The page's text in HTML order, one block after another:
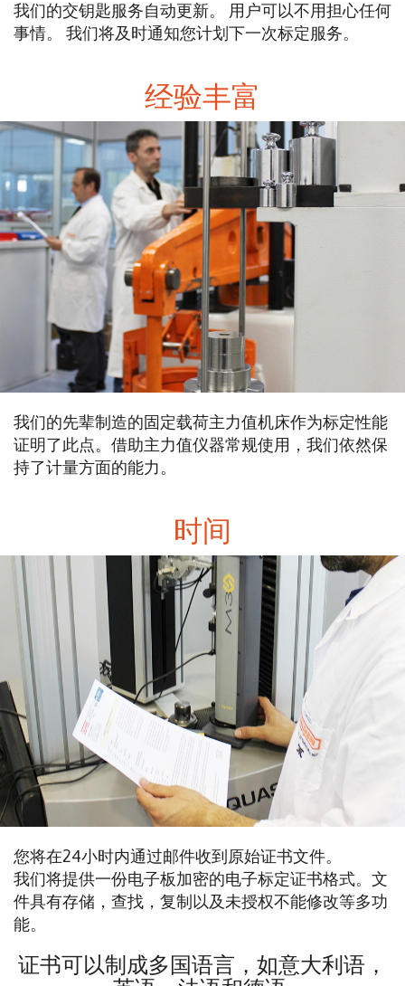
我们的交钥匙服务自动更新。 用户可以不用担心任何
事情。 我们将及时通知您计划下一次标定服务。
经验丰富
我们的先辈制造的固定载荷主力值机床作为标定性能
证明了此点。借助主力值仪器常规使用，我们依然保
持了计量方面的能力。
时间
您将在24小时内通过邮件收到原始证书文件。
我们将提供一份电子板加密的电子标定证书格式。文
件具有存储，查找，复制以及未授权不能修改等多功
能。
证书可以制成多国语言，如意大利语，